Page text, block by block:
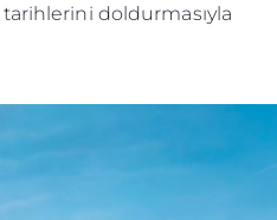
doldurmasıyla